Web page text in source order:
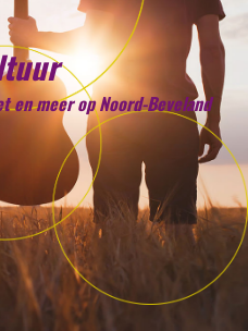
en meer op Noord-Beveland